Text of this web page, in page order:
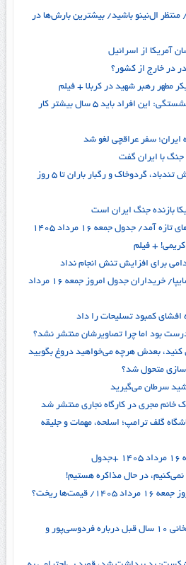
منتظر ال‌نینو باشید/ بیشترین بارش‌ها در
آمریکا از اسرائیل
در خارج از کشور؟
مطهر رهبر شهید در کربلا + فیلم
» خبر مهم برای متقاضیان بازنشستگی: این افراد باید ۵ سال بیشتر کار
ایران؛ سفر عراقچی لغو شد
جنگ با ایران گفت
» هواشناسی هشدار داد: وزش تندباد، گردوخاک و رگبار باران تا ۵ روز
آمد/ جدول جمعه ۱۶ مرداد ۱۴۰۵
+ فیلم
برای افزایش تنش انجام نداد
» تغییرات شدید محصولات سایپا/ خریداران جدول امروز جمعه ۱۶ مرداد
افشای کمبود تسلیحات را داد
درست بود اما چرا تصاویرشان منتشر نشد؟
کنید، بعدش هرچه می‌خواهید دروغ بگویید
متحول شد؟
سرطان می‌گیرید
خانم مجری در کارگاه نجاری منتشر شد
گلف ترامپ؛ اسلحه، مهمات و جلیقه
در حال مذاکره هستیم!
» قیمت دلار در بازار آزاد امروز جمعه ۱۶ مرداد ۱۴۰۵/ قیمت‌ها ریخت؟
» پیش‌بینی عجیب احسان علیخانی ۱۰ سال قبل درباره فردوسی‌پور و